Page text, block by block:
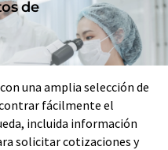
de
una amplia selección de
fácilmente el
incluida información
solicitar cotizaciones y